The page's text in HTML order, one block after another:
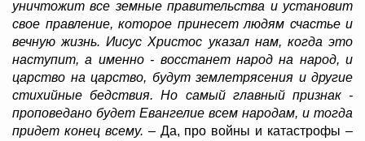
уничтожит все земные правительства и установит
свое правление, которое принесет людям счастье и
вечную жизнь. Иисус Христос указал нам, когда это
наступит, а именно - восстанет народ на народ, и
царство на царство, будут землетрясения и другие
стихийные бедствия. Но самый главный признак -
проповедано будет Евангелие всем народам, и тогда
придет конец всему. – Да, про войны и катастрофы –